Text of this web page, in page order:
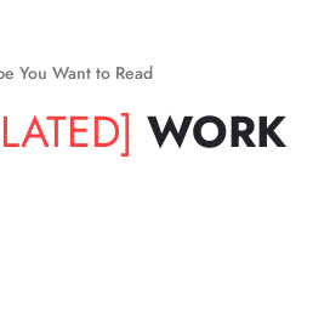
You Want to Read
WORK